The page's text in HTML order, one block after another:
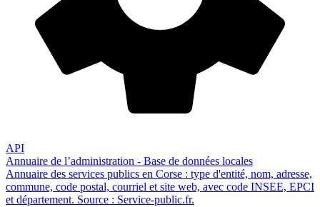
API
Annuaire de l’administration - Base de données locales
Annuaire des services publics en Corse : type d'entité, nom, adresse,
commune, code postal, courriel et site web, avec code INSEE, EPCI
et département. Source : Service-public.fr.